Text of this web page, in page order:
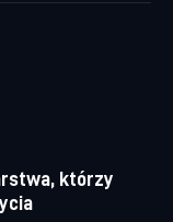
którzy